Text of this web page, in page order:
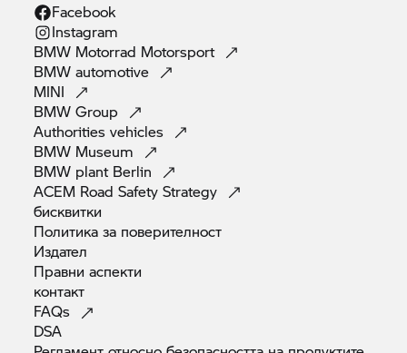
Facebook
Instagram
BMW Motorrad Motorsport
BMWautomotive
MINI
BMWGroup
Authoritiesvehicles
BMW Museum
BMW plant Berlin
ACEM Road SafetyStrategy
бисквитки
Политика за поверителност
Издател
Правниаспекти
контакт
FAQs
DSA